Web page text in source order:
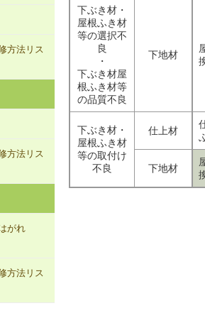
の再施工
リング材
り）と谷
のある外
ーリング
け直し
品の交換
、再固定
続部のガ
接続部の
変更
トラップ
ータンク
口の追加
設置
の設置
続部分の
方法リス
の変更
た建具へ
方法リス
がれ
替え(コン
方法リス
下ぶき材・
屋根ふき材
等の選択不
良
・
下ぶき材屋
根ふき材等
の品質不良
下地材
下ぶき材・
屋根ふき材
等の取付け
不良
仕上材
下地材